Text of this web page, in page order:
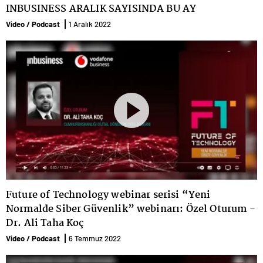
Yeni Ekonomi Ekosistemi
Webinarı: Açılış Konuşması -
Video / Podcast 7 Nisan 2022
Future of Technology webinar
serisi - 'Nesnelerin İnterneti ve
Yeni Ekonomi Ekosistemi
Ayşenur Evcil
INBUSINESS ARALIK SAYISINDA BU AY
Video / Podcast 1 Aralık 2022
Future of Technology webinar serisi “Yeni
Normalde Siber Güvenlik” webinarı: Özel Oturum -
Dr. Ali Taha Koç
Video / Podcast 6 Temmuz 2022